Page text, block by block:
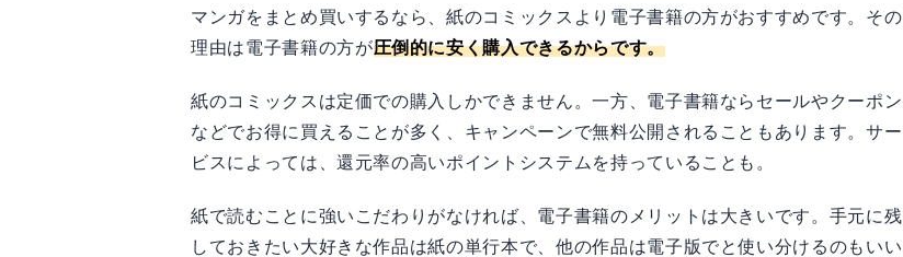
マンガをまとめ買いするなら、紙のコミックスより電子書籍の方がおすすめです。その
理由は電子書籍の方が圧倒的に安く購入できるからです。
紙のコミックスは定価での購入しかできません。一方、電子書籍ならセールやクーポン
などでお得に買えることが多く、キャンペーンで無料公開されることもあります。サー
ビスによっては、還元率の高いポイントシステムを持っていることも。
紙で読むことに強いこだわりがなければ、電子書籍のメリットは大きいです。手元に残
しておきたい大好きな作品は紙の単行本で、他の作品は電子版でと使い分けるのもいい